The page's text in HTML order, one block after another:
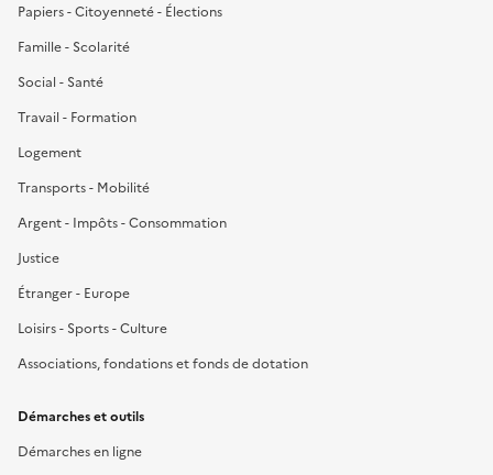
Papiers - Citoyenneté - Élections
Famille - Scolarité
Social - Santé
Travail - Formation
Logement
Transports - Mobilité
Argent - Impôts - Consommation
Justice
Étranger - Europe
Loisirs - Sports - Culture
Associations, fondations et fonds de dotation
Démarches et outils
Démarches en ligne